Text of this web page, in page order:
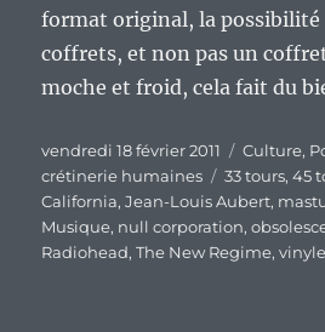
format original, la possibilité
coffrets, et non pas un
moche et froid, cela fait du
Publié
le
vendredi 18 février 2011 Culture,
crétinerie humaines
Étiquettes
33 tours,45
California,Jean-Louis Aubert,
Musique, null corporation,
Radiohead,The New Regime,vinyle